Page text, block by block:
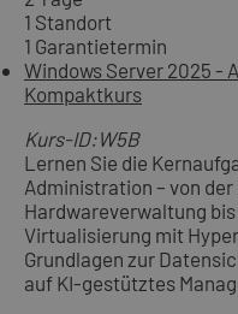
1 Standort
1 Garantietermin
Windows Server 2025 -
Kompaktkurs
Kurs-ID:W5B
Lernen Sie die
Administration – von
Hardwareverwaltung
Virtualisierung mit
Grundlagen zur
auf KI-gestütztes